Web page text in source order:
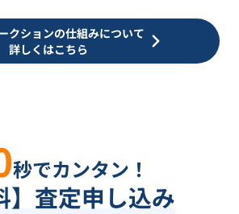
クションの仕組みについて
詳しくはこちら
秒でカンタン！
】査定申し込み